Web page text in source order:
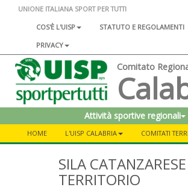
UNIONE ITALIANA SPORT PER TUTTI
COS'È L'UISP
STATUTO E REGOLAMENTI
PRIVACY
Comitato
Attività sportive regionali
HOME L'UISP CALABRIA COMITATI
SILA
TERRITORIO